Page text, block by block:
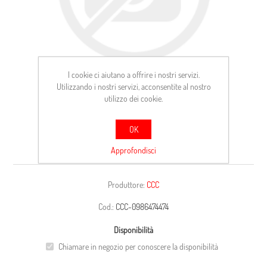
CARCASSA
Produttore: CCC
Cod.: CCC-0986474474
Disponibilità
Chiamare in negozio per conoscere la disponibilità
I cookie ci aiutano a offrire i nostri servizi.
Utilizzando i nostri servizi, acconsentite al nostro
utilizzo dei cookie.
OK
Approfondisci